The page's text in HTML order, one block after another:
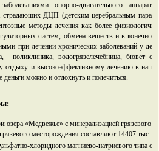
опорно-двигательного
страдающих ДЦП (детским церебральным
методы лечения как более
систем, обмена веществ и в
при лечении хронических заболеваний у
поликлиника, водогрязелечебница, бювет
отдыху и высокоэффективному лечению в
деньги можно и отдохнуть и полечиться.
озера «Медвежье» с минерализацией грязевого
месторождения составляют 14407 тыс.
хлоридного магниево-натриевого типа